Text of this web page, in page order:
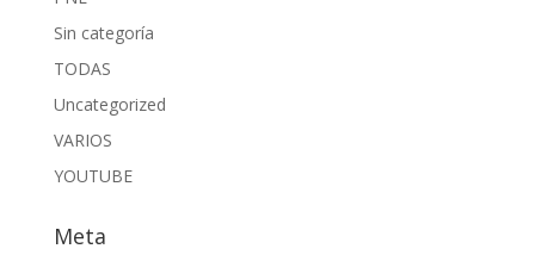
Sin categoría
TODAS
Uncategorized
VARIOS
YOUTUBE
Meta